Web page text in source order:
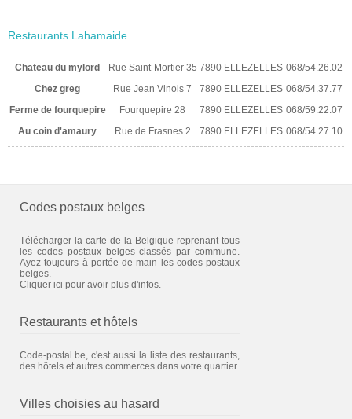
Restaurants Lahamaide
Chateau du mylord Rue Saint-Mortier 35 7890 ELLEZELLES 068/54.26.02
Chez greg
Rue Jean Vinois 7 7890 ELLEZELLES 068/54.37.77
Ferme de fourquepire
Fourquepire 28 7890 ELLEZELLES 068/59.22.07
Au coin d'amaury
Rue de Frasnes 2 7890 ELLEZELLES 068/54.27.10
Codes postaux belges
Télécharger la carte de la Belgique reprenant tous
les codes postaux belges classés par commune.
Ayez toujours à portée de main les codes postaux
belges.
Cliquer ici pour avoir plus d'infos.
Restaurants et hôtels
Code-postal.be, c'est aussi la liste des restaurants,
des hôtels et autres commerces dans votre quartier.
Villes choisies au hasard